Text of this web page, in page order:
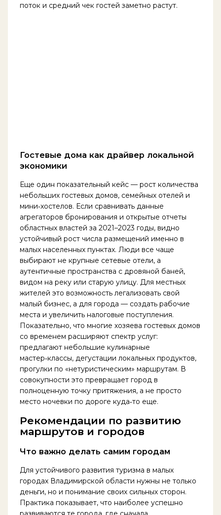
поток и средний чек гостей заметно растут.
Гостевые дома как драйвер локальной
экономики
Еще один показательный кейс — рост количества
небольших гостевых домов, семейных отелей и
мини‑хостелов. Если сравнивать данные
агрегаторов бронирования и открытые отчеты
областных властей за 2021–2023 годы, видно
устойчивый рост числа размещений именно в
малых населенных пунктах. Люди все чаще
выбирают не крупные сетевые отели, а
аутентичные пространства с дровяной баней,
видом на реку или старую улицу. Для местных
жителей это возможность легализовать свой
малый бизнес, а для города — создать рабочие
места и увеличить налоговые поступления.
Показательно, что многие хозяева гостевых домов
со временем расширяют спектр услуг:
предлагают небольшие кулинарные
мастер‑классы, дегустации локальных продуктов,
прогулки по «нетуристическим» маршрутам. В
совокупности это превращает город в
полноценную точку притяжения, а не просто
место ночевки по дороге куда‑то еще.
Рекомендации по развитию
маршрутов и городов
Что важно делать самим городам
Для устойчивого развития туризма в малых
городах Владимирской области нужны не только
деньги, но и понимание своих сильных сторон.
Практика показывает, что наиболее успешно